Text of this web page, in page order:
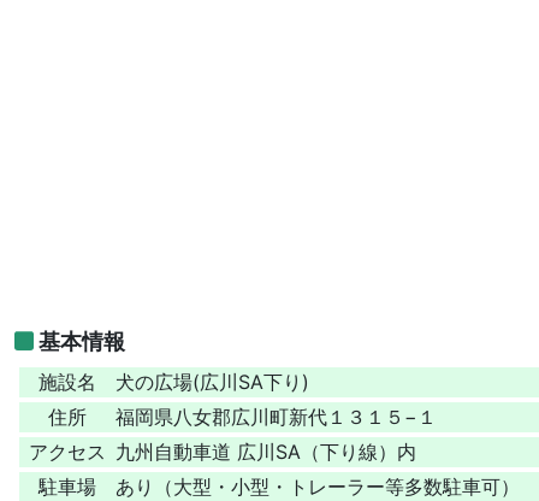
基本情報
施設名
犬の広場(広川SA下り)
住所
福岡県八女郡広川町新代１３１５−１
アクセス 九州自動車道 広川SA（下り線）内
駐車場
あり（大型・小型・トレーラー等多数駐車可）